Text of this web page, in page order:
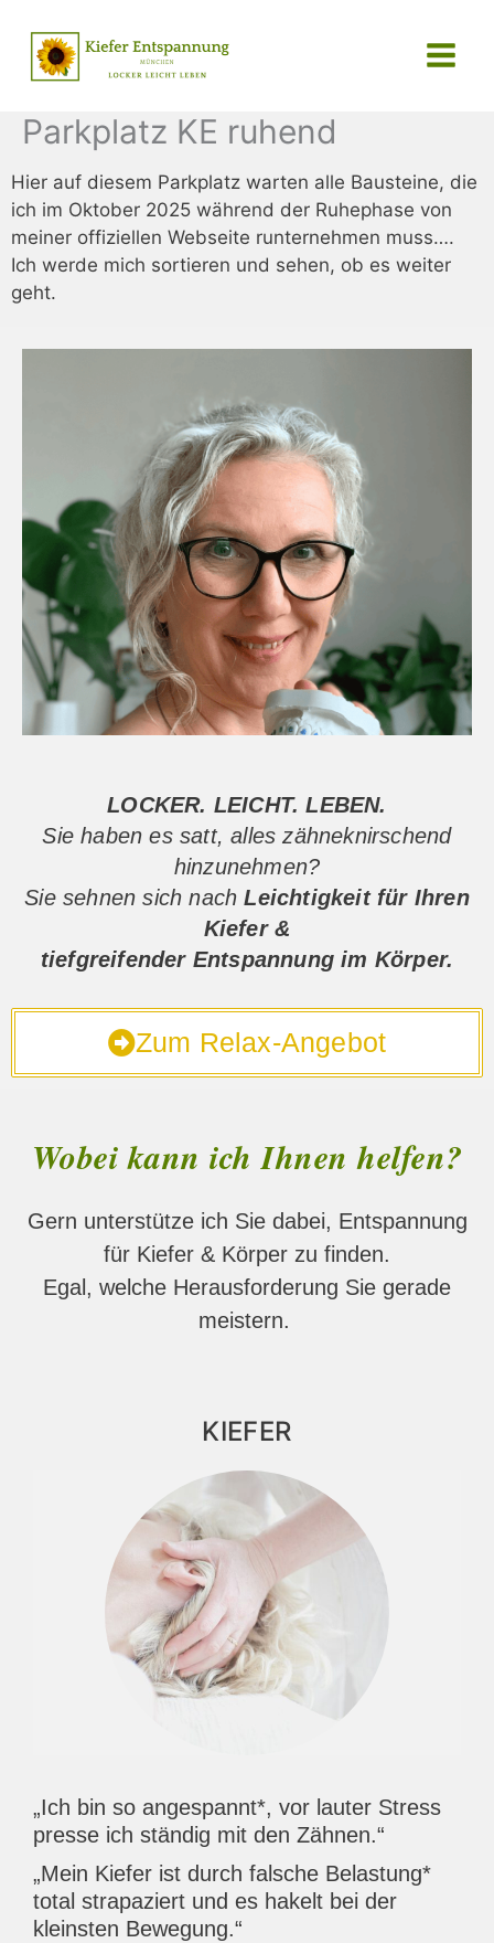
Inhalt
springen
Parkplatz KE ruhend
Hier auf diesem Parkplatz warten alle Bausteine, die
ich im Oktober 2025 während der Ruhephase von
meiner offiziellen Webseite runternehmen muss….
Ich werde mich sortieren und sehen, ob es weiter
geht.
LOCKER. LEICHT. LEBEN.
Sie haben es satt, alles zähneknirschend
hinzunehmen?
Sie sehnen sich nachLeichtigkeit für Ihren
Kiefer &
tiefgreifender Entspannung im Körper.
Zum Relax-Angebot
Wobei kann ich Ihnen helfen?
Gern unterstütze ich Sie dabei, Entspannung
für Kiefer & Körper zu finden.
Egal, welche Herausforderung Sie gerade
meistern.
KIEFER
„Ich bin so angespannt*, vor lauter Stress
presse ich ständig mit den Zähnen.“
„Mein Kiefer ist durch falsche Belastung*
total strapaziert und es hakelt bei der
kleinsten Bewegung.“